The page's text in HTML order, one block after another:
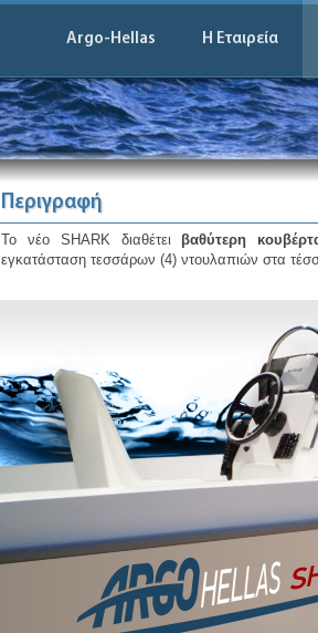
Argo-Hellas Η Εταιρεία
Περιγραφή
Το νέο SHARK διαθέτει βαθύτερη
εγκατάσταση τεσσάρων (4) ντουλαπιών στα